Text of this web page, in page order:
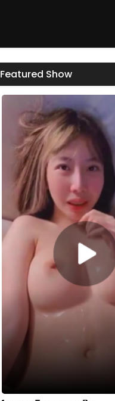
Featured Show